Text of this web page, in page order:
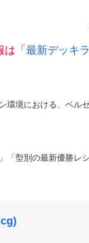
「 最新デッキ
環境における、ベル
「型別の最新優勝レ